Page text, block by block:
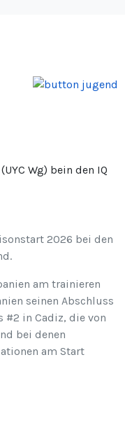
Wg) bein den IQ
2026 bei den
am trainieren
seinen Abschluss
#2 in Cadiz, die von
bei denen
am Start